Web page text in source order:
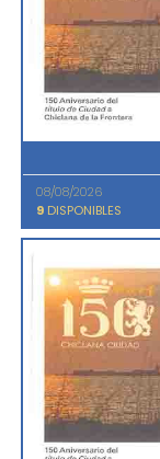
08/08/2026
9 DISPONIBLES